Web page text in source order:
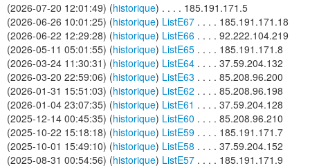
(2026-07-20 12:01:49) (historique) . . . . 185.191.171.5
(2026-06-26 10:01:25) (historique) ListE67 . . . . 185.191.171.18
(2026-06-22 12:29:28) (historique) ListE66 . . . . 92.222.104.219
(2026-05-11 05:01:55) (historique) ListE65 . . . . 185.191.171.8
(2026-03-24 11:30:31) (historique) ListE64 . . . . 37.59.204.132
(2026-03-20 22:59:06) (historique) ListE63 . . . . 85.208.96.200
(2026-01-31 15:51:03) (historique) ListE62 . . . . 85.208.96.198
(2026-01-04 23:07:35) (historique) ListE61 . . . . 37.59.204.128
(2025-12-14 00:45:35) (historique) ListE60 . . . . 85.208.96.210
(2025-10-22 15:18:18) (historique) ListE59 . . . . 185.191.171.7
(2025-10-01 15:49:10) (historique) ListE58 . . . . 37.59.204.152
(2025-08-31 00:54:56) (historique) ListE57 . . . . 185.191.171.9